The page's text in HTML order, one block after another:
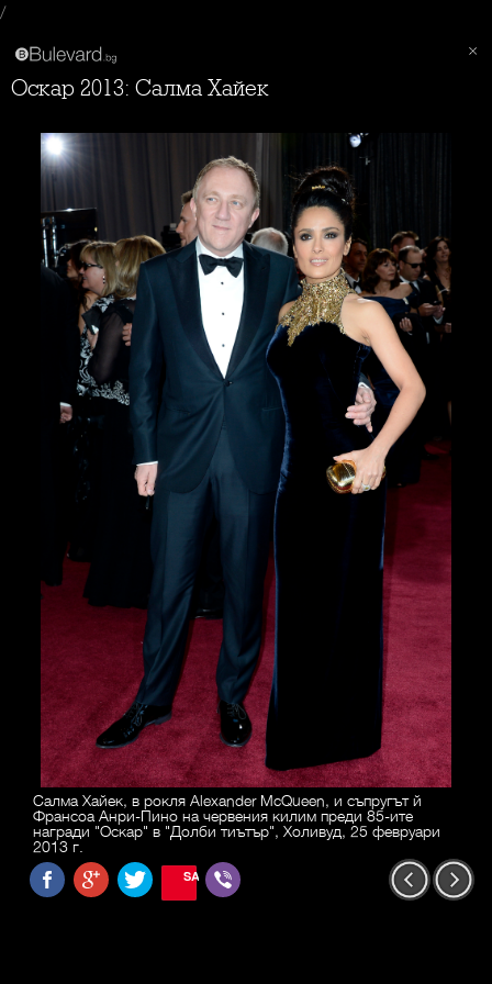
/
Оскар 2013: Салма Хайек
Салма Хайек, в рокля Alexander McQueen, и съпругът й
Франсоа Анри-Пино на червения килим преди 85-ите
награди "Оскар" в "Долби тиътър", Холивуд, 25 февруари
2013 г.
SAVE